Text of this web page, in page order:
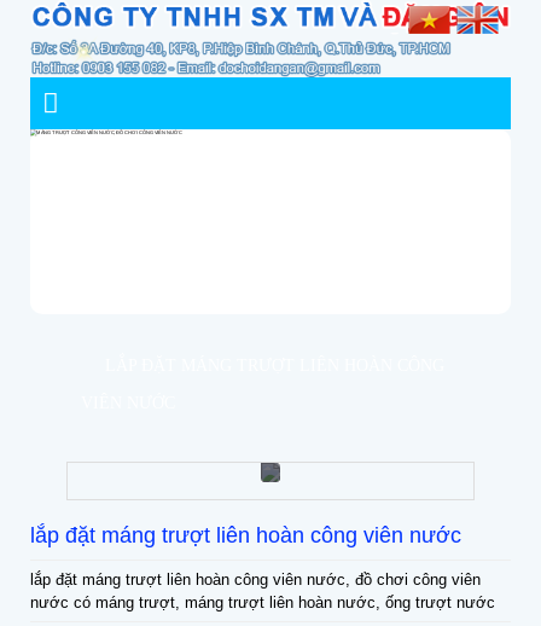
lắp đặt máng trượt liên hoàn công viên nước
lắp đặt máng trượt liên hoàn công viên nước, đồ chơi công viên
nước có máng trượt, máng trượt liên hoàn nước, ống trượt nước